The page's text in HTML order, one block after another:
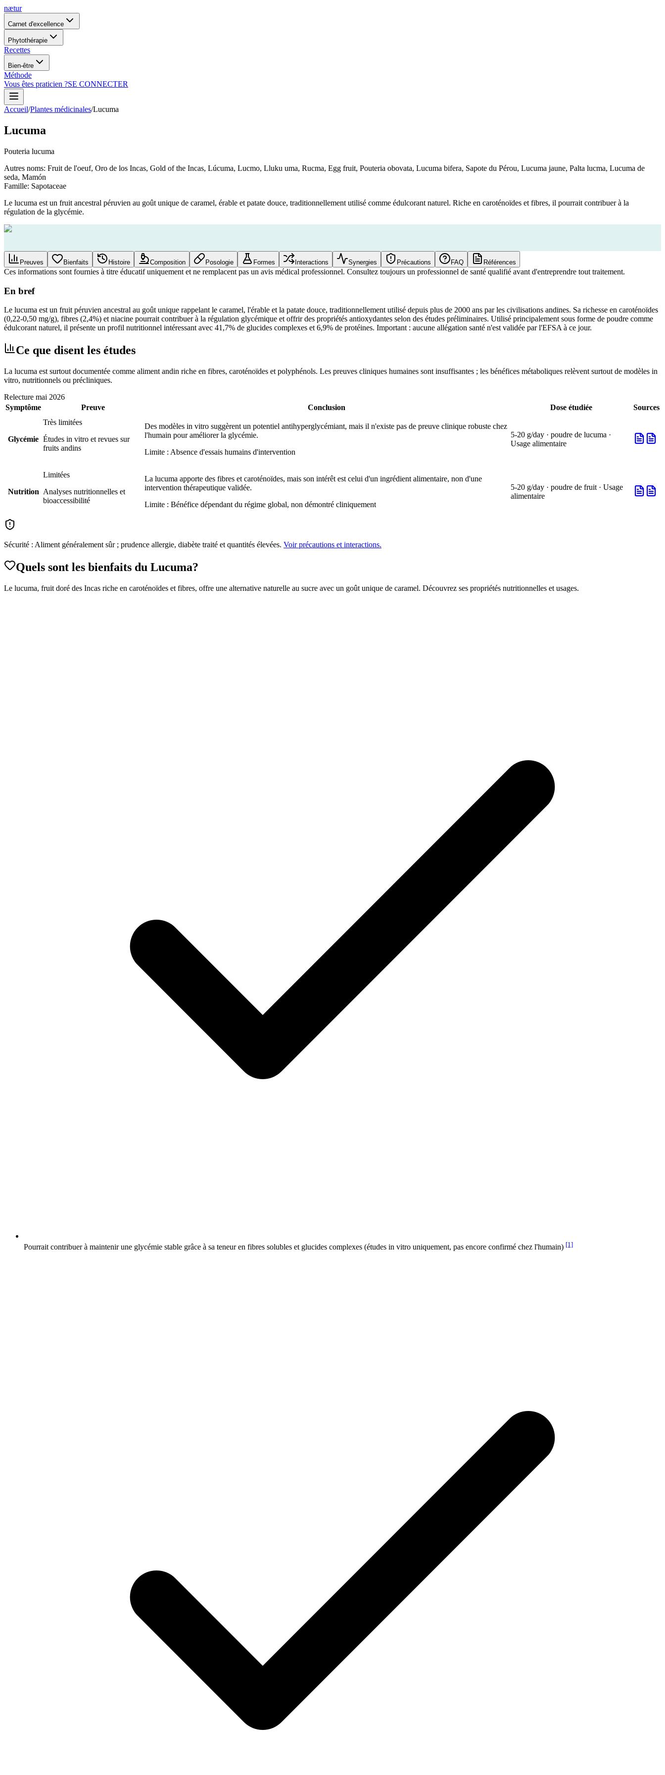
nætur
Carnet d'excellence
Phytothérapie
Recettes
Bien-être
Méthode
Vous êtes praticien ?SE CONNECTER
Accueil/Plantes médicinales/Lucuma
Lucuma
Pouteria lucuma
Autres noms: Fruit de l'oeuf, Oro de los Incas, Gold of the Incas, Lúcuma, Lucmo, Lluku uma, Rucma, Egg fruit, Pouteria obovata, Lucuma bifera, Sapote du Pérou, Lucuma jaune, Palta lucma, Lucuma de
seda, Mamón
Famille: Sapotaceae
Le lucuma est un fruit ancestral péruvien au goût unique de caramel, érable et patate douce, traditionnellement utilisé comme édulcorant naturel. Riche en caroténoïdes et fibres, il pourrait contribuer à la
régulation de la glycémie.
Preuves Bienfaits Histoire Composition Posologie Formes Interactions Synergies Précautions FAQ Références
Ces informations sont fournies à titre éducatif uniquement et ne remplacent pas un avis médical professionnel. Consultez toujours un professionnel de santé qualifié avant d'entreprendre tout traitement.
En bref
Le lucuma est un fruit péruvien ancestral au goût unique rappelant le caramel, l'érable et la patate douce, traditionnellement utilisé depuis plus de 2000 ans par les civilisations andines. Sa richesse en caroténoïdes
(0,22-0,50 mg/g), fibres (2,4%) et niacine pourrait contribuer à la régulation glycémique et offrir des propriétés antioxydantes selon des études préliminaires. Utilisé principalement sous forme de poudre comme
édulcorant naturel, il présente un profil nutritionnel intéressant avec 41,7% de glucides complexes et 6,9% de protéines. Important : aucune allégation santé n'est validée par l'EFSA à ce jour.
Ce que disent les études
La lucuma est surtout documentée comme aliment andin riche en fibres, caroténoïdes et polyphénols. Les preuves cliniques humaines sont insuffisantes ; les bénéfices métaboliques relèvent surtout de modèles in
vitro, nutritionnels ou précliniques.
Relecture mai 2026
Symptôme
Preuve Conclusion Dose étudiée Sources
Glycémie
Très limitées
Études in vitro et revues sur
fruits andins
Des modèles in vitro suggèrent un potentiel antihyperglycémiant, mais il n'existe pas de preuve clinique robuste chez
l'humain pour améliorer la glycémie.
Limite : Absence d'essais humains d'intervention
5-20 g/day · poudre de lucuma ·
Usage alimentaire
Nutrition
Limitées
Analyses nutritionnelles et
bioaccessibilité
La lucuma apporte des fibres et caroténoïdes, mais son intérêt est celui d'un ingrédient alimentaire, non d'une
intervention thérapeutique validée.
Limite : Bénéfice dépendant du régime global, non démontré cliniquement
5-20 g/day · poudre de fruit · Usage
alimentaire
Sécurité : Aliment généralement sûr ; prudence allergie, diabète traité et quantités élevées. Voir précautions et interactions.
Quels sont les bienfaits du Lucuma?
Le lucuma, fruit doré des Incas riche en caroténoïdes et fibres, offre une alternative naturelle au sucre avec un goût unique de caramel. Découvrez ses propriétés nutritionnelles et usages.
Pourrait contribuer à maintenir une glycémie stable grâce à sa teneur en fibres solubles et glucides complexes (études in vitro uniquement, pas encore confirmé chez l'humain) [1]